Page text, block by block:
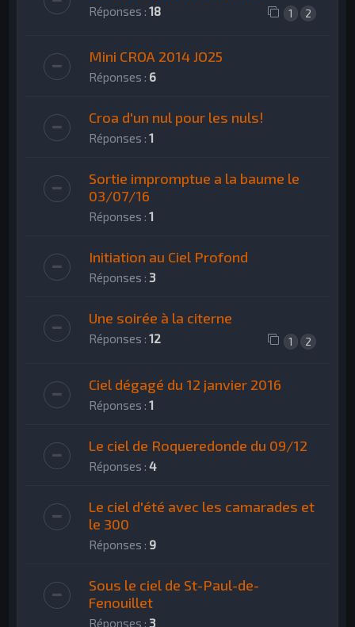
Réponses :18 1 2
Mini CROA 2014 JO25
Réponses : 6
Croa d'un nul pour les nuls!
Réponses :1
Sortie impromptue a la baume le
03/07/16
Réponses :1
Initiation au Ciel Profond
Réponses :3
Une soirée à la citerne
Réponses :12 1 2
Ciel dégagé du 12 janvier 2016
Réponses :1
Le ciel de Roqueredonde du 09/12
Réponses :4
Le ciel d'été avec les camarades et
le 300
Réponses : 9
Sous le ciel de St-Paul-de-
Fenouillet
Réponses : 3